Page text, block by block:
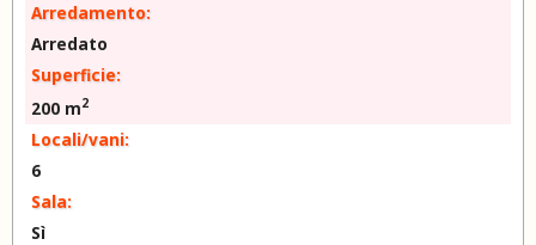
Arredamento:
Arredato
Superficie:
200 m2
Locali/vani:
6
Sala:
Sì